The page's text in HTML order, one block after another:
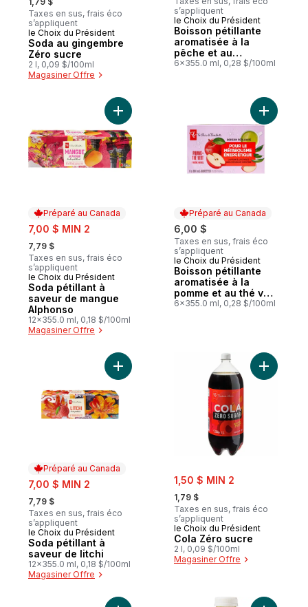
Taxes en sus, frais éco
s’appliquent
le Choix du Président
Soda au gingembre
Zéro sucre
2 l, 0,09 $/100ml
Magasiner Offre
s’appliquent
Préparé au Canada
le Choix du Président
Boisson pétillante
aromatisée à la
pêche et au
gingembre avec
6x355.0 ml, 0,28 $/100ml
Préparé au Canada
sale:
7,00 $ MIN 2
, formerly:
7,79 $
Taxes en sus, frais éco
s’appliquent
Préparé au Canada
le Choix du Président
Soda pétillant à
saveur de mangue
Alphonso
12x355.0 ml, 0,18 $/100ml
Magasiner Offre
Ajouter Soda pétillant à saveur de
Préparé au Canada
6,00 $
Taxes en sus, frais éco
s’appliquent
Préparé au Canada
le Choix du Président
Boisson pétillante
aromatisée à la
pomme et au thé vert
avec vitamine B12
6x355.0 ml, 0,28 $/100ml
Ajouter
Préparé au Canada
sale:
7,00 $ MIN 2
, formerly:
7,79 $
Taxes en sus, frais éco
s’appliquent
Préparé au Canada
le Choix du Président
Soda pétillant à
saveur de litchi
12x355.0 ml, 0,18 $/100ml
Magasiner Offre
Ajouter Soda pétillant à saveur de litchi
sale:
1,50 $ MIN 2
, formerly:
1,79 $
Taxes en sus, frais éco
s’appliquent
le Choix du Président
Cola Zéro sucre
2 l, 0,09 $/100ml
Magasiner Offre
Ajouter